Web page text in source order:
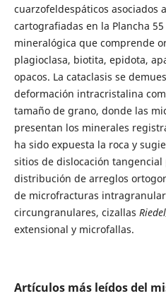
cuarzofeldespáticos asociados
cartografiadas en la Plancha
mineralógica que comprende
plagioclasa, biotita, epidota,
opacos. La cataclasis se
deformación intracristalina
tamaño de grano, donde las
presentan los minerales
ha sido expuesta la roca y
sitios de dislocación
distribución de arreglos
de microfracturas
circungranulares, cizallas
extensional y microfallas.
Artículos más leídos del